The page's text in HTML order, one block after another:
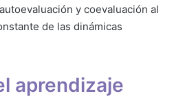
y coevaluación al
de las dinámicas
aprendizaje